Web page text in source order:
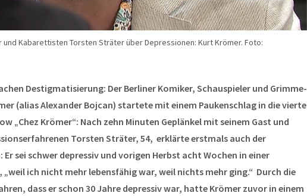
und Kabarettisten Torsten Sträter über Depressionen: Kurt Krömer. Foto:
Destigmatisierung: Der Berliner Komiker, Schauspieler und Grimme-
(alias Alexander Bojcan) startete mit einem Paukenschlag in die vierte
„Chez Krömer“: Nach zehn Minuten Geplänkel mit seinem Gast und
Torsten Sträter, 54, erklärte erstmals auch der
sei schwer depressiv und vorigen Herbst acht Wochen in einer
„weil ich nicht mehr lebensfähig war, weil nichts mehr ging.“ Durch die
dass er schon 30 Jahre depressiv war, hatte Krömer zuvor in einem